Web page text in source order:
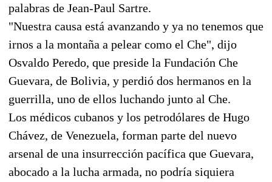
palabras de Jean-Paul Sartre.
"Nuestra causa está avanzando y ya no tenemos que
irnos a la montaña a pelear como el Che", dijo
Osvaldo Peredo, que preside la Fundación Che
Guevara, de Bolivia, y perdió dos hermanos en la
guerrilla, uno de ellos luchando junto al Che.
Los médicos cubanos y los petrodólares de Hugo
Chávez, de Venezuela, forman parte del nuevo
arsenal de una insurrección pacífica que Guevara,
abocado a la lucha armada, no podría siquiera